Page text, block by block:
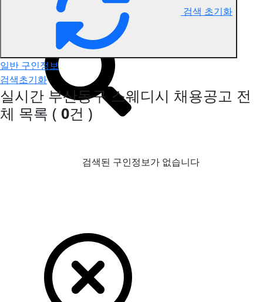
부산동구 스웨디시 구인정보
검색 초기화
일반 구인정보
검색초기화
실시간 부산동구 스웨디시 채용공고 전
체 목록 ( 0건 )
검색된 구인정보가 없습니다